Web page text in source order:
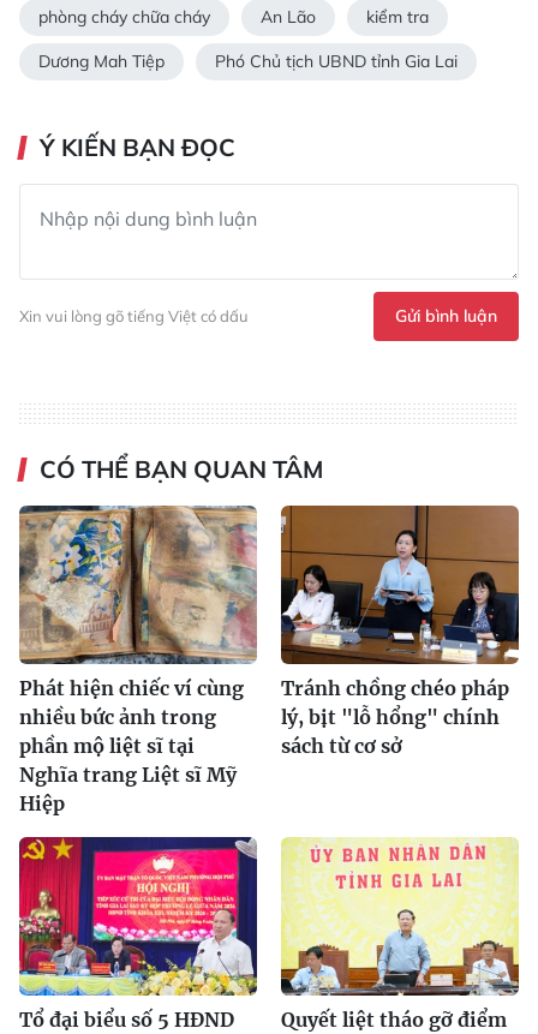
phòng cháy chữa cháy An Lão kiểm tra
Dương Mah Tiệp Phó Chủ tịch UBND tỉnh Gia Lai
Ý KIẾN BẠN ĐỌC
Xin vui lòng gõ tiếng Việt có dấu Gửi bình luận
CÓ THỂ BẠN QUAN TÂM
Phát hiện chiếc ví cùng
nhiều bức ảnh trong
phần mộ liệt sĩ tại
Nghĩa trang Liệt sĩ Mỹ
Hiệp
Tránh chồng chéo pháp
lý, bịt "lỗ hổng" chính
sách từ cơ sở
Tổ đại biểu số 5 HĐND
Quyết liệt tháo gỡ điểm